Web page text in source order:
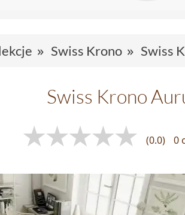
Swiss Krono Swiss
Swiss Krono
(0.0) 0